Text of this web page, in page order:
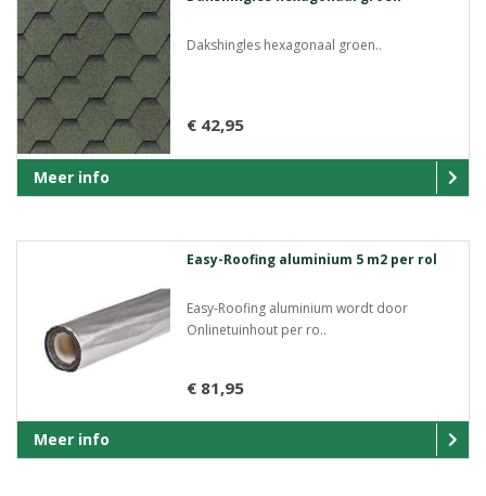
Dakshingles hexagonaal groen..
€ 42,95
Meer info
Easy-Roofing aluminium 5 m2 per rol
Easy-Roofing aluminium wordt door
Onlinetuinhout per ro..
€ 81,95
Meer info